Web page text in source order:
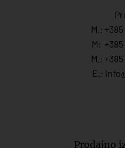
M.:
M:
M.:
E.:
Prodajno